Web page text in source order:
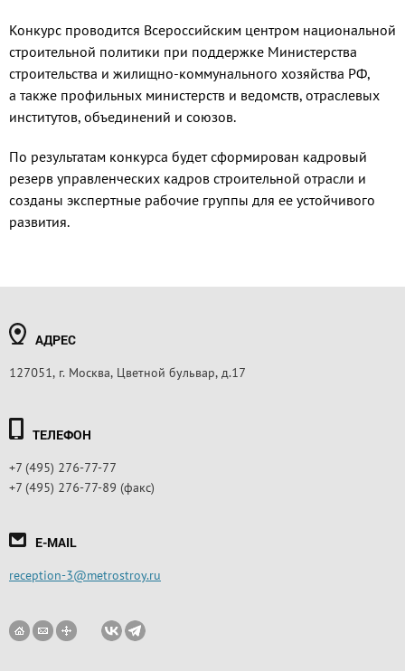
Конкурс проводится Всероссийским центром национальной
строительной политики при поддержке Министерства
строительства и жилищно-коммунального хозяйства РФ,
а также профильных министерств и ведомств, отраслевых
институтов, объединений и союзов.
По результатам конкурса будет сформирован кадровый
резерв управленческих кадров строительной отрасли и
созданы экспертные рабочие группы для ее устойчивого
развития.
АДРЕС
127051, г. Москва, Цветной бульвар, д.17
ТЕЛЕФОН
+7 (495) 276-77-77
+7 (495) 276-77-89 (факс)
E-MAIL
reception-3@metrostroy.ru